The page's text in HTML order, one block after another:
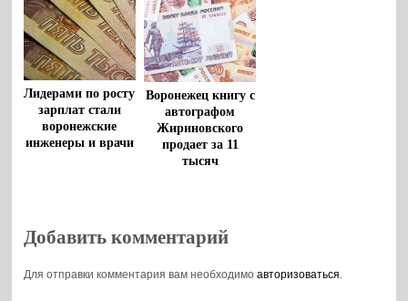
Лидерами по росту
зарплат стали
воронежские
инженеры и врачи
Воронежец книгу с
автографом
Жириновского
продает за 11
тысяч
Добавить комментарий
Для отправки комментария вам необходимоавторизоваться.